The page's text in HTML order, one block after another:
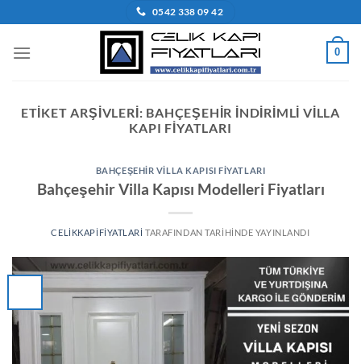
atla
0542 338 09 42
0
ETIKET ARŞIVLERI: BAHÇEŞEHIR INDIRIMLI VILLA
KAPI FIYATLARI
BAHÇEŞEHIR VILLA KAPISI FIYATLARI
Bahçeşehir Villa Kapısı Modelleri Fiyatları
CELIKKAPIFIYATLARI TARAFINDAN TARIHINDE YAYINLANDI